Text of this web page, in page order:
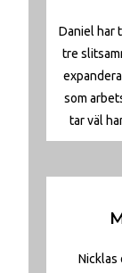
Daniel har
tre
som
tar väl
Nicklas